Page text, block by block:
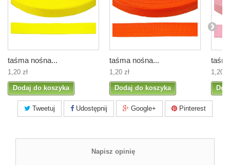
taśma nośna...
1,20 zł
Dodaj do koszyka
taśma nośna...
1,20 zł
Dodaj do koszyka
1,20
Tweetuj Udostępnij Google+ Pinterest
Napisz opinię